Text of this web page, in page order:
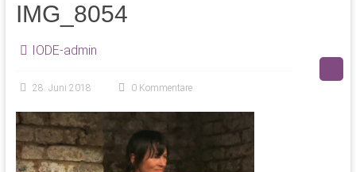
IMG_8054
IODE-admin
28. Juni 2018 0 Kommentare